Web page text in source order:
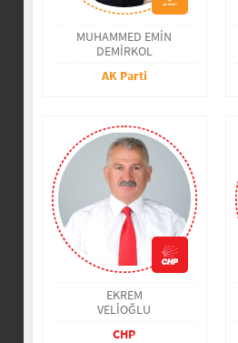
MUHAMMED EMİN
DEMİRKOL
AK Parti
EKREM
VELİOĞLU
CHP